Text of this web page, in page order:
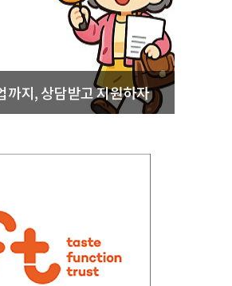
까지, 상담받고 지원하자